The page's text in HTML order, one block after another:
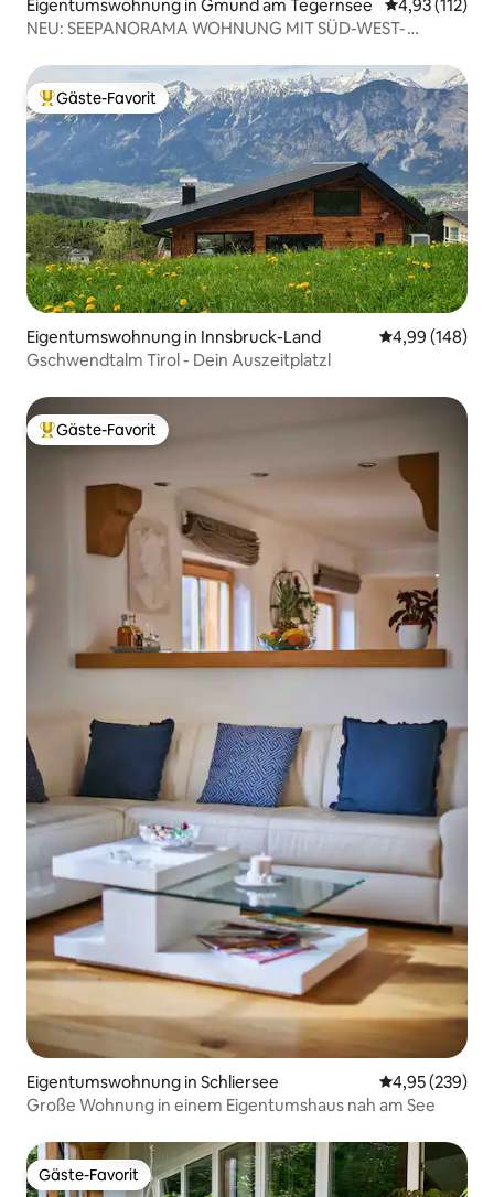
Eigentumswohnung in Gmund am Tegernsee
4,93 (112)
NEU: SEEPANORAMA WOHNUNG MIT SÜD-WEST-
Beliebter Gäste-Favorit.
Gäste-Favorit
Eigentumswohnung in Innsbruck-Land
4,99 (148)
Gschwendtalm Tirol - Dein Auszeitplatzl
Beliebter Gäste-Favorit.
Gäste-Favorit
Eigentumswohnung in Schliersee
4,95 (239)
Große Wohnung in einem Eigentumshaus nah am See
Gäste-Favorit
Gäste-Favorit